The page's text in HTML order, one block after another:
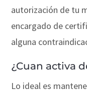
autorización de tu
encargado de
alguna
¿Cuan activa
Lo ideal es